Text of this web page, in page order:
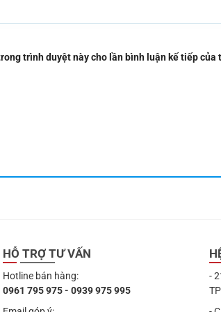
trình duyệt này cho lần bình luận kế tiếp của
HỖ TRỢ TƯ VẤN
Hotline bán hàng:
0961 795 975 - 0939 975 995
-